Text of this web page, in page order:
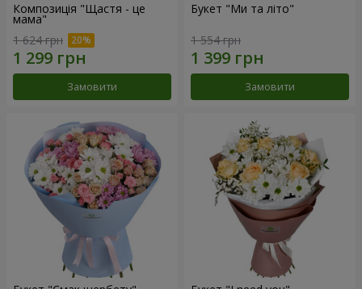
Композиція "Щастя - це
мама"
1 624 грн
Замовити
Букет "Ми та літо"
1 554 грн
Замовити